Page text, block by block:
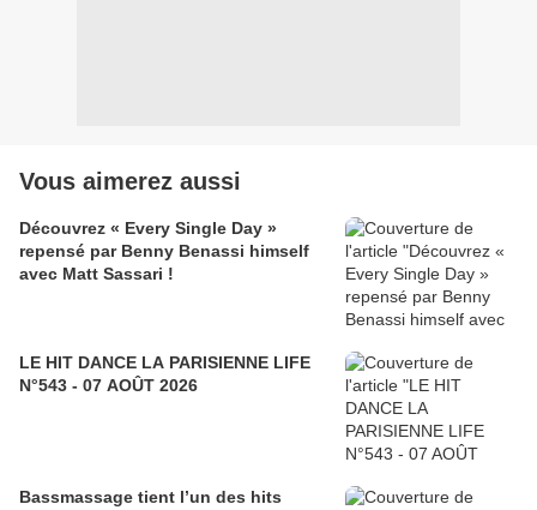
Vous aimerez aussi
Découvrez « Every Single Day »
repensé par Benny Benassi himself
avec Matt Sassari !
LE HIT DANCE LA PARISIENNE LIFE
N°543 - 07 AOÛT 2026
Bassmassage tient l’un des hits